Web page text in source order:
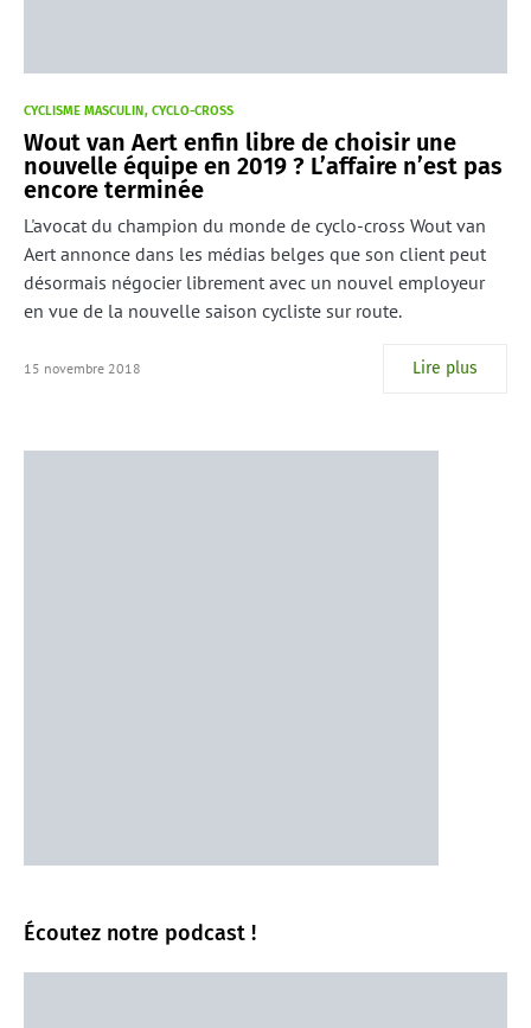
CYCLISME MASCULIN CYCLO-CROSS
Wout van Aert enfin libre de choisir une
nouvelle équipe en 2019 ? L’affaire n’est pas
encore terminée
L'avocat du champion du monde de cyclo-cross Wout van
Aert annonce dans les médias belges que son client peut
désormais négocier librement avec un nouvel employeur
en vue de la nouvelle saison cycliste sur route.
15 novembre 2018 Lire plus
Écoutez notre podcast !